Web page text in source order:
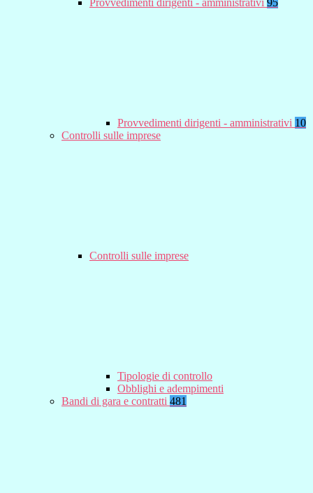
Provvedimenti dirigenti - amministrativi 95
Provvedimenti dirigenti - amministrativi 10
Controlli sulle imprese
Controlli sulle imprese
Tipologie di controllo
Obblighi e adempimenti
Bandi di gara e contratti 481